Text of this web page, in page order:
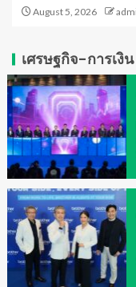
August 5, 2026
เศรษฐกิจ-การเงิน